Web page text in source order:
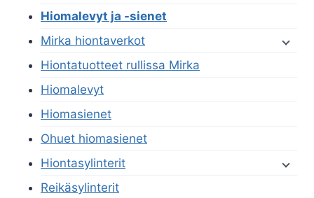
Hiomalevyt ja -sienet
Mirka hiontaverkot
Hiontatuotteet rullissa Mirka
Hiomalevyt
Hiomasienet
Ohuet hiomasienet
Hiontasylinterit
Reikäsylinterit